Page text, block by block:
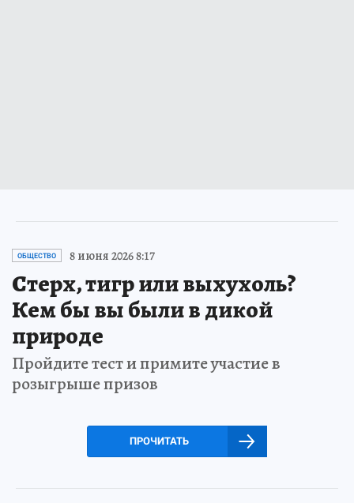
ОБЩЕСТВО 8 июня 2026 8:17
Стерх, тигр или выхухоль?
Кем бы вы были в дикой
природе
Пройдите тест и примите участие в
розыгрыше призов
ПРОЧИТАТЬ